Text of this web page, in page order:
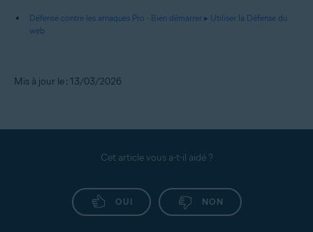
Défense contre les arnaques Pro - Bien démarrer ▸ Utiliser la Défense du
web
Mis à jour le : 13/03/2026
Cet article vous a-t-il aidé ?
OUI NON